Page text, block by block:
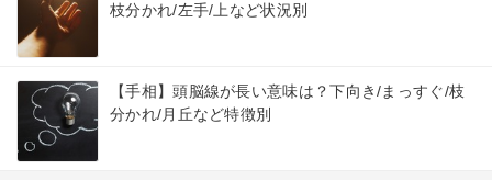
枝分かれ/左手/上など状況別
【手相】頭脳線が長い意味は？下向き/まっすぐ/枝
分かれ/月丘など特徴別